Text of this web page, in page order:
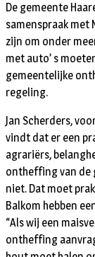
De gemeente
samenspraak
zijn om onder
met auto’ s
gemeentelijke
regeling.
Jan Scherders,
vindt dat er een
agrariërs,
ontheffing van de
niet. Dat moet
Balkom hebben
“Als wij een
ontheffing